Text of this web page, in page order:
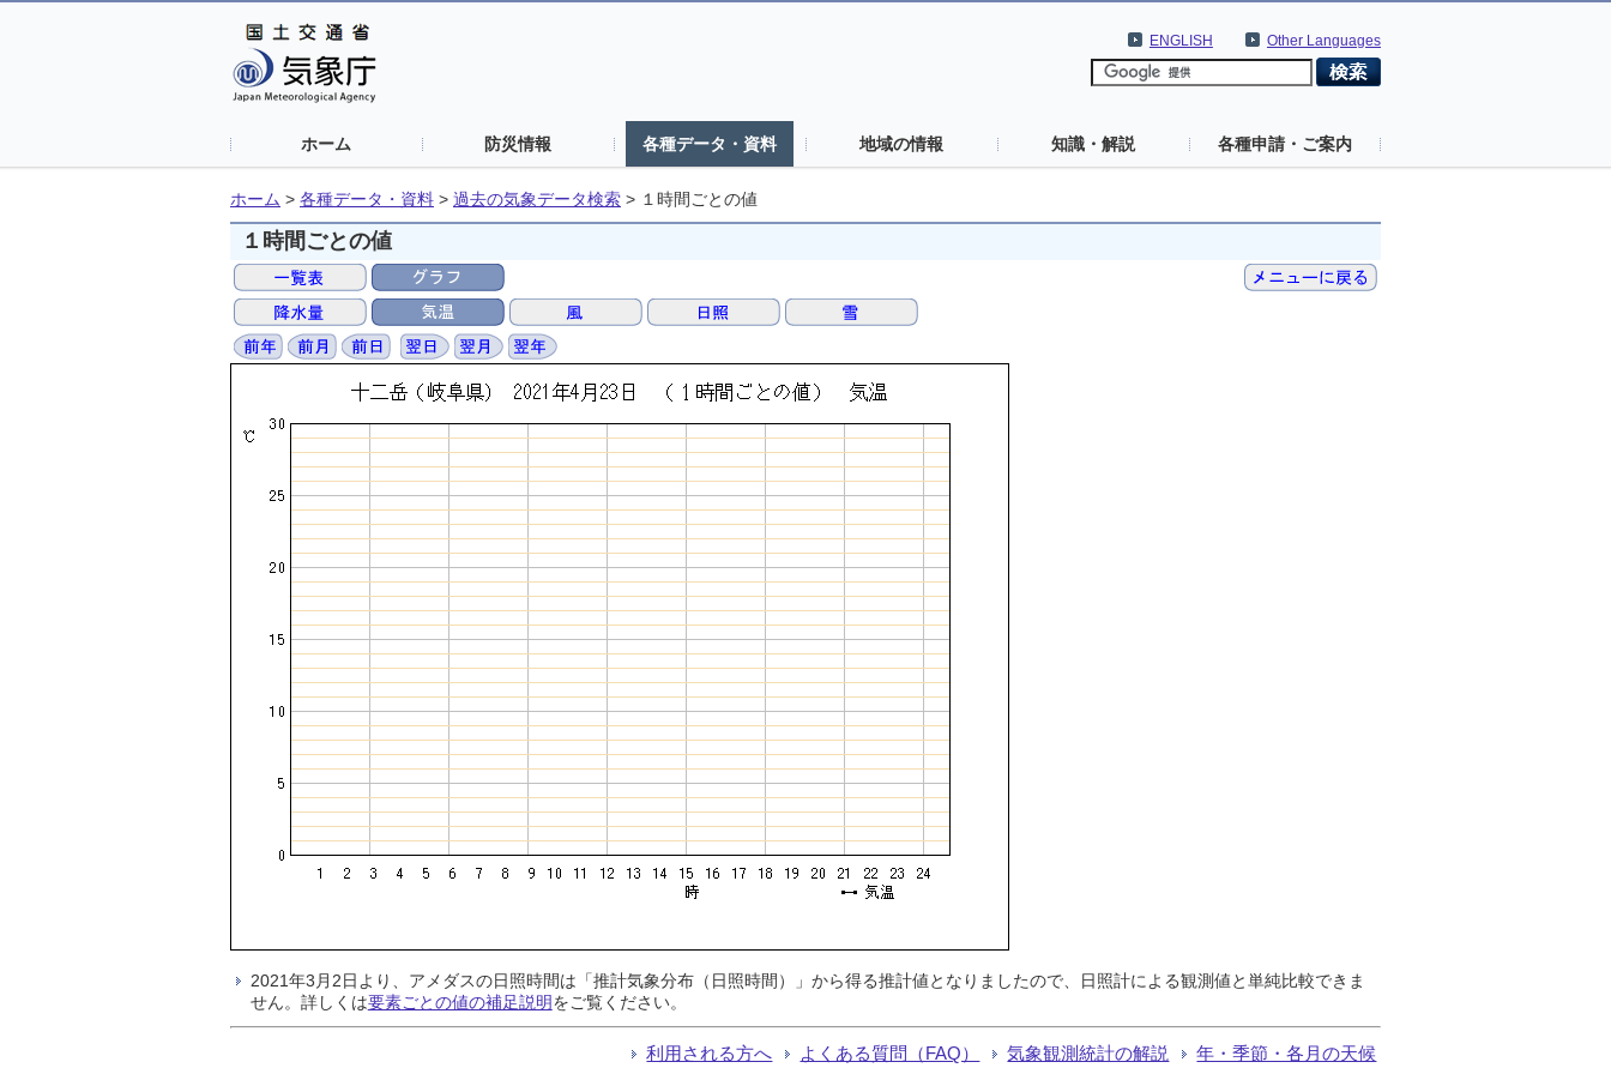
Other Languages
ENGLISH
ホーム 防災情報 各種データ・資料 地域の情報 知識・解説 各種申請・ご案内
ホーム > 各種データ・資料 > 過去の気象データ検索 > １時間ごとの値
１時間ごとの値
2021年3月2日より、アメダスの日照時間は「推計気象分布（日照時間）」から得る推計値となりましたので、日照計による観測値と単純比較できま
せん。詳しくは要素ごとの値の補足説明をご覧ください。
利用される方へ よくある質問（FAQ） 気象観測統計の解説 年・季節・各月の天候